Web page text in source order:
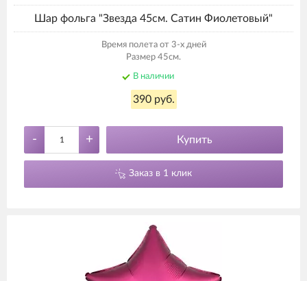
Шар фольга "Звезда 45см. Сатин Фиолетовый"
Время полета от 3-х дней
Размер 45см.
В наличии
390 руб.
- + Купить
Заказ в 1 клик